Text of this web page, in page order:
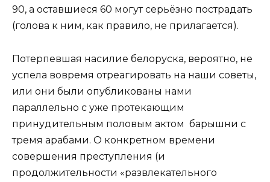
90, а оставшиеся 60 могут серьёзно пострадать
(голова к ним, как правило, не прилагается).
Потерпевшая насилие белоруска, вероятно, не
успела вовремя отреагировать на наши советы,
или они были опубликованы нами
параллельно с уже протекающим
принудительным половым актом барышни с
тремя арабами. О конкретном времени
совершения преступления (и
продолжительности «развлекательного